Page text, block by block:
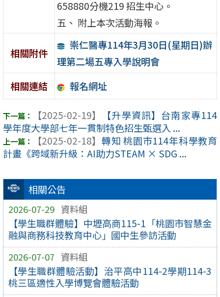
相關公告
2026-07-29 資料組
【學生職群體驗】中壢高商115-1「桃園市智慧金
融與商務科技教育中心」國中生參訪活動
2026-07-07 資料組
【學生職群體驗活動】治平高中114-2學期114-3
桃三區適性入學博覽會體驗活動
658880分機219 招生中心。
五、 附上本次活動海報。
相關附件
崇仁醫專114年3月30日(星期日)辦
理第二場五專入學說明會
相關連結
報名網址
【2025-02-19】
【升學資訊】台南家專114
學年度大學部七年一貫制特色招生甄選入 ...
【2025-02-18】 轉知 桃園市114年科學教育
計畫《跨域新升級：AI助力STEAM × SDG ...